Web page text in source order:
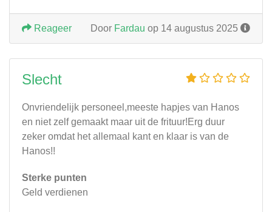
Door Fardau op 14 augustus 2025
Reageer
Slecht
Onvriendelijk personeel,meeste hapjes van Hanos
en niet zelf gemaakt maar uit de frituur!Erg duur
zeker omdat het allemaal kant en klaar is van de
Hanos!!
Sterke punten
Geld verdienen